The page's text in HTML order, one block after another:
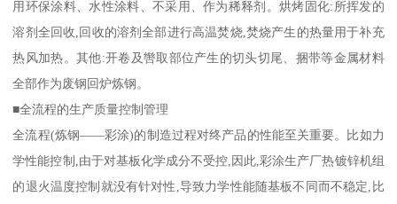
用环保涂料、水性涂料、不采用、作为稀释剂。烘烤固化:所挥发的
溶剂全回收,回收的溶剂全部进行高温焚烧,焚烧产生的热量用于补充
热风加热。其他:开卷及辔取部位产生的切头切尾、捆带等金属材料
全部作为废钢回炉炼钢。
■全流程的生产质量控制管理
全流程(炼钢——彩涂)的制造过程对终产品的性能至关重要。比如力
学性能控制,由于对基板化学成分不受控,因此,彩涂生产厂热镀锌机组
的退火温度控制就没有针对性,导致力学性能随基板不同而不稳定,比